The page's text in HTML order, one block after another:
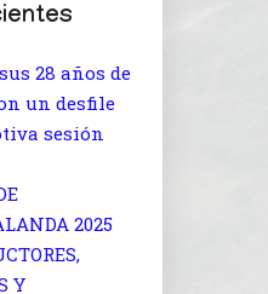
28 años de
un desfile
sesión
2025
Y